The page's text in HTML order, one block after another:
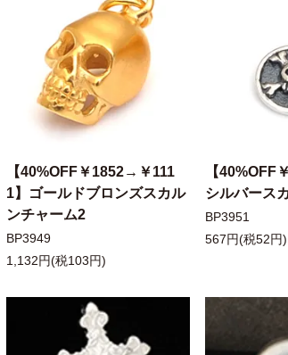
【40%OFF￥1852→￥111
1】ゴールドブロンズスカル
ンチャーム2
BP3949
1,132円(税103円)
【40%OFF
シルバース
BP3951
567円(税52円)